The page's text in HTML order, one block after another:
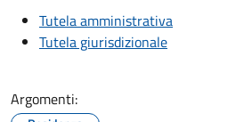
Tutela amministrativa
Tutela giurisdizionale
Argomenti: